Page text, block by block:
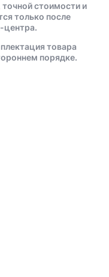
стоимости и
только после
центра.
товара
порядке.